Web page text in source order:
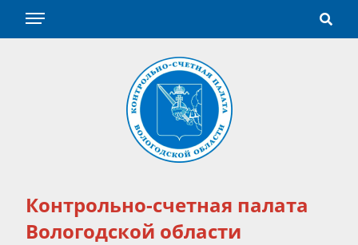
Контрольно-счетная палата
Вологодской области